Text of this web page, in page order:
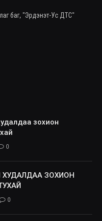
баг, "Эрдэнэт-Ус ДТС"
зохион
0
ЗОХИОН
0